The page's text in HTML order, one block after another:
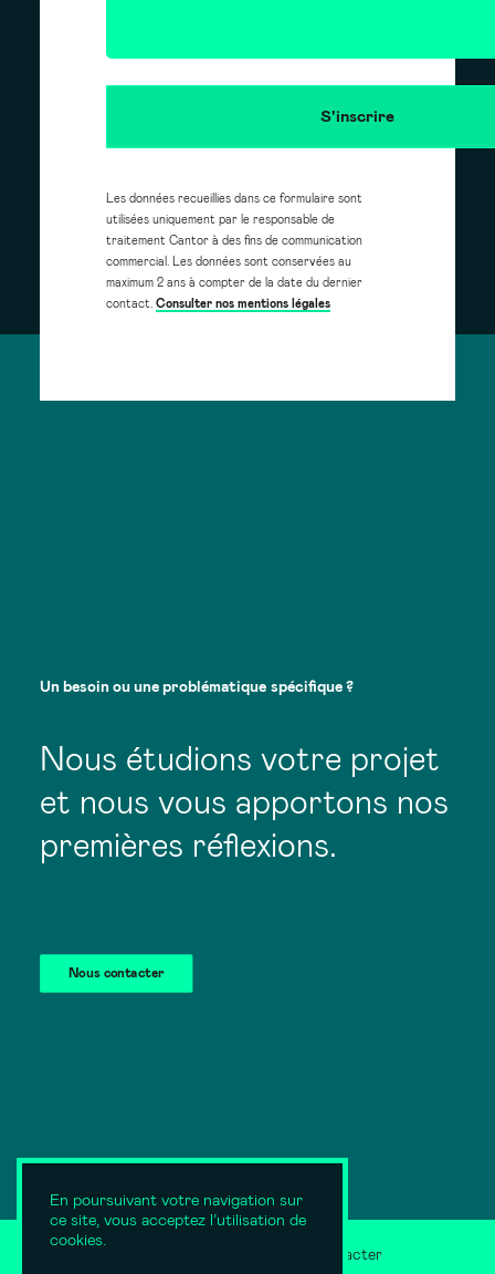
Les données recueillies dans ce formulaire sont
utilisées uniquement par le responsable de
traitement Cantor à des fins de communication
commercial. Les données sont conservées au
maximum 2 ans à compter de la date du dernier
contact. Consulter nos mentions légales
Un besoin ou une problématique spécifique ?
Nous étudions votre projet
et nous vous apportons nos
premières réflexions.
Nous contacter
Nous contacter
En poursuivant votre navigation sur
ce site, vous acceptez l’utilisation de
cookies.